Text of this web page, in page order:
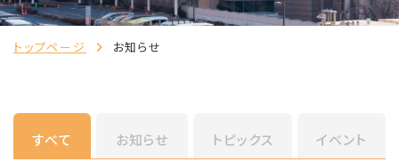
トップページ お知らせ
すべて お知らせ トピックス イベント